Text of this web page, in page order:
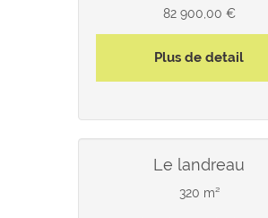
82 900,00 €
Plus de detail
le landreau
320 m²